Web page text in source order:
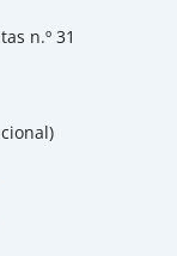
n.º 31